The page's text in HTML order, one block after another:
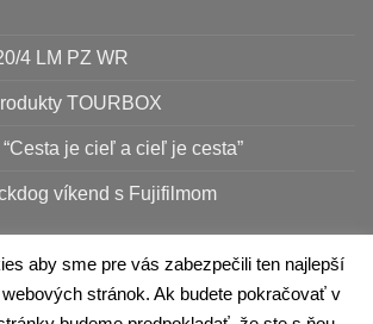
4 LM PZ WR
TOURBOX
je cieľ a cieľ je cesta”
víkend s Fujifilmom
Apple
Google
aby sme pre vás zabezpečili ten najlepší
stránok. Ak budete pokračovať v